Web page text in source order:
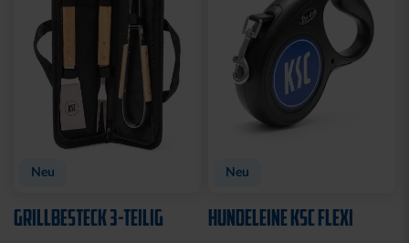
Neu
GRILLBESTECK 3-TEILIG
Neu
HUNDELEINE KSC FLEXI